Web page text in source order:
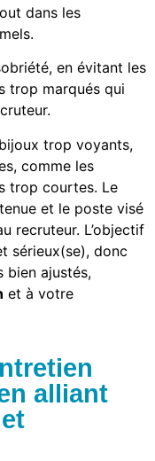
dans les
en évitant les
trop marqués qui
trop voyants,
comme les
trop courtes. Le
et le poste visé
recruteur. L’objectif
sérieux(se), donc
bien ajustés,
et à votre
alliant